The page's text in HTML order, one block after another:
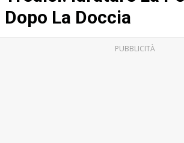
Dopo La Doccia
PUBBLICITÀ